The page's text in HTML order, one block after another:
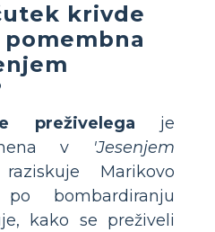
krivde
preživelega je
v 'Jesenjem
Marikovo
bombardiranju
kako se preživeli